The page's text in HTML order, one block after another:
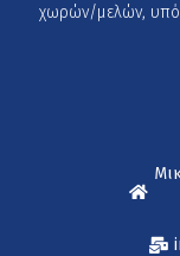
χωρών/μελών, υπό